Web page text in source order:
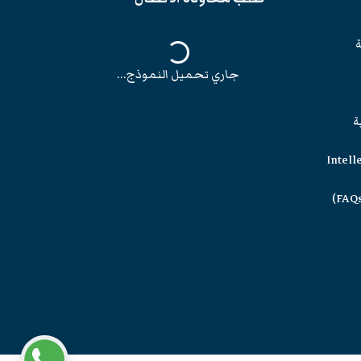
جاري تحميل النموذج...